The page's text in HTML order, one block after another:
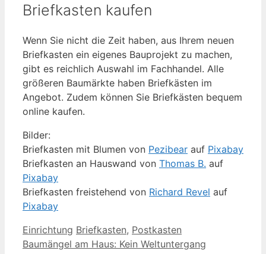
Briefkasten kaufen
Wenn Sie nicht die Zeit haben, aus Ihrem neuen
Briefkasten ein eigenes Bauprojekt zu machen,
gibt es reichlich Auswahl im Fachhandel. Alle
größeren Baumärkte haben Briefkästen im
Angebot. Zudem können Sie Briefkästen bequem
online kaufen.
Bilder:
Briefkasten mit Blumen von Pezibear auf Pixabay
Briefkasten an Hauswand von Thomas B. auf
Pixabay
Briefkasten freistehend von Richard Revel auf
Pixabay
Kategorien
Einrichtung Schlagwörter
Briefkasten, Postkasten
Baumängel am Haus: Kein Weltuntergang